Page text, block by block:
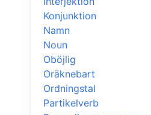
Konjunktion
Namn
Noun
Oböjlig
Oräknebart
Ordningstal
Partikelverb